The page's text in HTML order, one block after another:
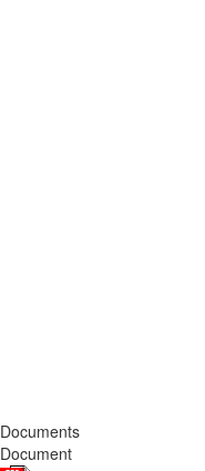
Documents
Document